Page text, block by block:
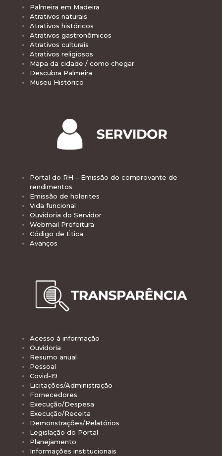
Palmeira em Madeira
Atrativos naturais
Atrativos históricos
Atrativos gastronômicos
Atrativos culturais
Atrativos religiosos
Mapa da cidade / como chegar
Descubra Palmeira
Museu Histórico
Portal do RH – Emissão do comprovante de
rendimentos
Emissão de holerites
Vida funcional
Ouvidoria do Servidor
Webmail Prefeitura
Código de Ética
Avanços
Acesso à informação
Ouvidoria
Resumo anual
Pessoal
Covid-19
Licitações/Administração
Fornecedores
Execução/Despesa
Execução/Receita
Demonstrações/Relatórios
Legislação do Portal
Planejamento
Informações institucionais